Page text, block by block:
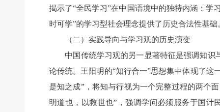
揭示了“全民学习”在中国语境中的独特内涵：学
时可学”的学习型社会理念提供了历史合法性基础
（二）实践导向与学习观的历史演变
中国传统学习观的另一显著特征是强调知识
论传统。王阳明的“知行合一”思想集中体现了这
是知之成”，将知与行视为一个完整过程的两个
明道也，以救世也”，强调学问必须服务于国计